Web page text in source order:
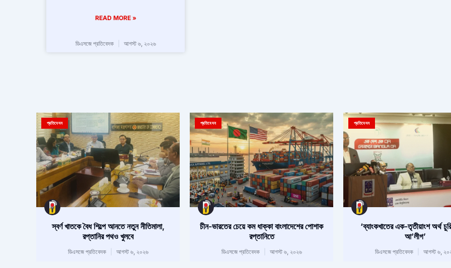
READ MORE »
ডিএসজে প্রতিবেদক আগস্ট ৬, ২০২৬
প্রতিবেদন
স্বর্ণ খাতকে বৈধ শিল্পে আনতে নতুন নীতিমালা,
রপ্তানির পথও খুলবে
ডিএসজে প্রতিবেদক আগস্ট ৬, ২০২৬
প্রতিবেদন
চীন-ভারতের চেয়ে কম ধাক্কা বাংলাদেশের পোশাক
রপ্তানিতে
ডিএসজে প্রতিবেদক আগস্ট ৬, ২০২৬
প্রতিবেদন
‘ব্যাংকখাতের এক-তৃতীয়াংশ অর্থ
আ’লীগ’
ডিএসজে প্রতিবেদক আগস্ট ৬,
PagePagePage Page